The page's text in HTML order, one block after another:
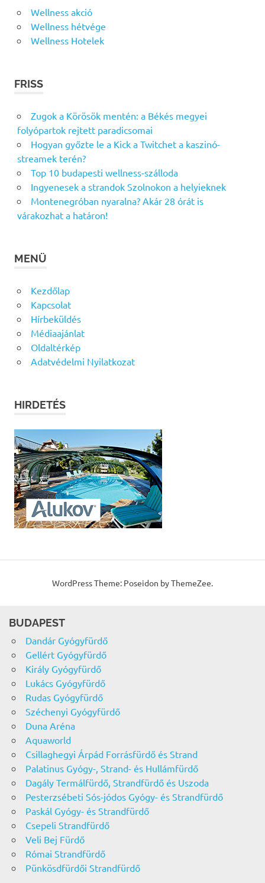
Wellness akció
Wellness hétvége
Wellness Hotelek
FRISS
Zugok a Körösök mentén: a Békés megyei
folyópartok rejtett paradicsomai
Hogyan győzte le a Kick a Twitchet a kaszinó-
streamek terén?
Top 10 budapesti wellness-szálloda
Ingyenesek a strandok Szolnokon a helyieknek
Montenegróban nyaralna? Akár 28 órát is
várakozhat a határon!
MENÜ
Kezdőlap
Kapcsolat
Hírbeküldés
Médiaajánlat
Oldaltérkép
Adatvédelmi Nyilatkozat
HIRDETÉS
WordPress Theme: Poseidon by ThemeZee.
BUDAPEST
Dandár Gyógyfürdő
Gellért Gyógyfürdő
Király Gyógyfürdő
Lukács Gyógyfürdő
Rudas Gyógyfürdő
Széchenyi Gyógyfürdő
Duna Aréna
Aquaworld
Csillaghegyi Árpád Forrásfürdő és Strand
Palatinus Gyógy-, Strand- és Hullámfürdő
Dagály Termálfürdő, Strandfürdő és Uszoda
Pesterzsébeti Sós-jódos Gyógy- és Strandfürdő
Paskál Gyógy- és Strandfürdő
Csepeli Strandfürdő
Veli Bej Fürdő
Római Strandfürdő
Pünkösdfürdői Strandfürdő